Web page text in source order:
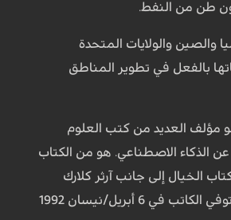
والصين والولايات المتحدة
بالفعل في تطوير المناطق
مؤلف العديد من كتب العلوم
عن الذكاء الاصطناعي. هو من الكتاب
كتاب الخيال إلى جانب آرثر كلارك
وروبرت هاينلين. توفي الكاتب في 6 أبريل/نيسان 1992